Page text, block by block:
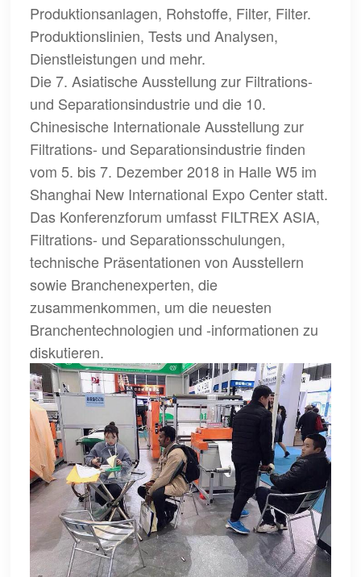
Produktionsanlagen, Rohstoffe, Filter, Filter.
Produktionslinien, Tests und Analysen,
Dienstleistungen und mehr.
Die 7. Asiatische Ausstellung zur Filtrations-
und Separationsindustrie und die 10.
Chinesische Internationale Ausstellung zur
Filtrations- und Separationsindustrie finden
vom 5. bis 7. Dezember 2018 in Halle W5 im
Shanghai New International Expo Center statt.
Das Konferenzforum umfasst FILTREX ASIA,
Filtrations- und Separationsschulungen,
technische Präsentationen von Ausstellern
sowie Branchenexperten, die
zusammenkommen, um die neuesten
Branchentechnologien und -informationen zu
diskutieren.